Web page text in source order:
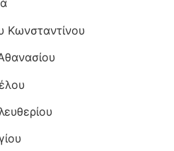
Κωνσταντίνου